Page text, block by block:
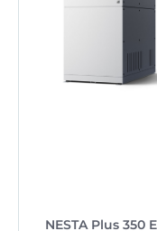
NESTA Plus 350